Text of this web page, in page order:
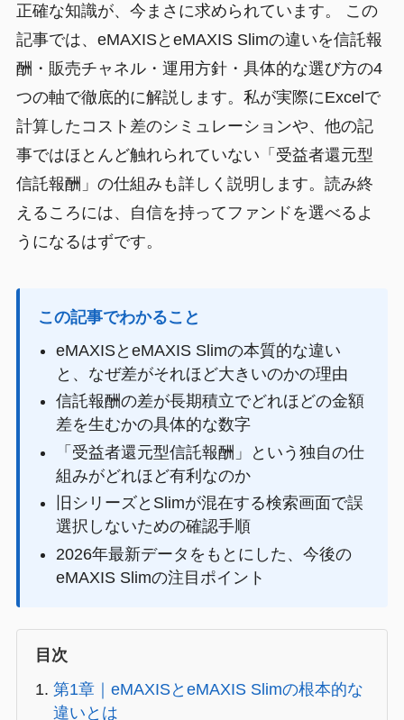
正確な知識が、今まさに求められています。 この
記事では、eMAXISとeMAXIS Slimの違いを信託報
酬・販売チャネル・運用方針・具体的な選び方の4
つの軸で徹底的に解説します。私が実際にExcelで
計算したコスト差のシミュレーションや、他の記
事ではほとんど触れられていない「受益者還元型
信託報酬」の仕組みも詳しく説明します。読み終
えるころには、自信を持ってファンドを選べるよ
うになるはずです。
この記事でわかること
eMAXISとeMAXIS Slimの本質的な違い
と、なぜ差がそれほど大きいのかの理由
信託報酬の差が長期積立でどれほどの金額
差を生むかの具体的な数字
「受益者還元型信託報酬」という独自の仕
組みがどれほど有利なのか
旧シリーズとSlimが混在する検索画面で誤
選択しないための確認手順
2026年最新データをもとにした、今後の
eMAXIS Slimの注目ポイント
目次
第1章｜eMAXISとeMAXIS Slimの根本的な
違いとは